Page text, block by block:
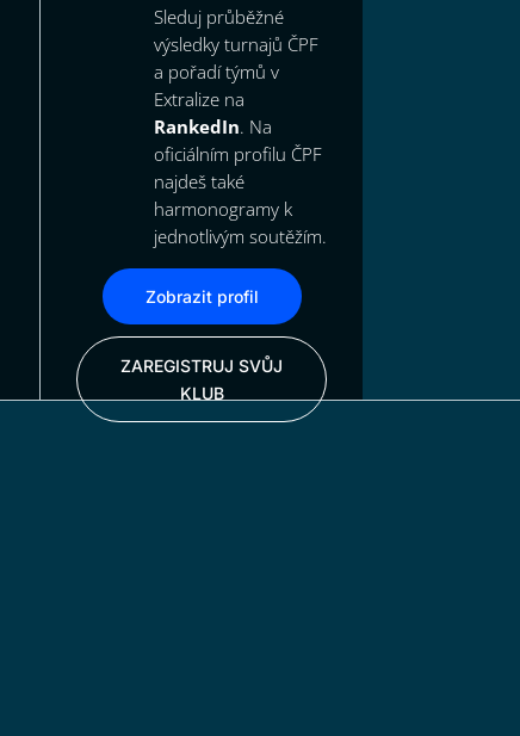
Sleduj průběžné
výsledky turnajů ČPF
a pořadí týmů v
Extralize na
RankedIn. Na
oficiálním profilu ČPF
najdeš také
harmonogramy k
jednotlivým soutěžím.
Zobrazit profil
ZAREGISTRUJ SVŮJ
KLUB